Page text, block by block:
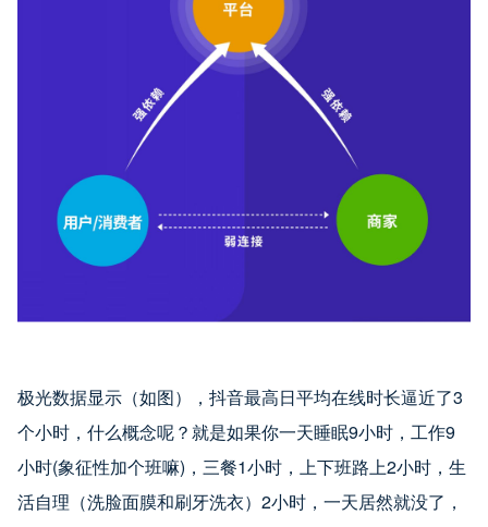
极光数据显示（如图），抖音最高日平均在线时长逼近了3
个小时，什么概念呢？就是如果你一天睡眠9小时，工作9
小时(象征性加个班嘛)，三餐1小时，上下班路上2小时，生
活自理（洗脸面膜和刷牙洗衣）2小时，一天居然就没了，